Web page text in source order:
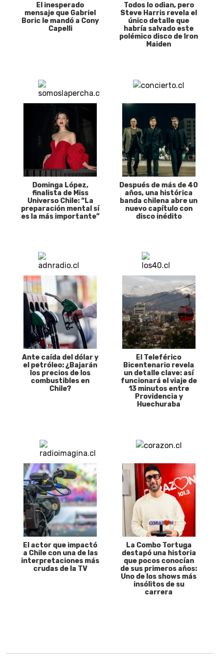
El inesperado
mensaje que Gabriel
Boric le mandó a Cony
Capelli
Todos lo odian, pero
Steve Harris revela el
único detalle que
habría salvado este
polémico disco de Iron
Maiden
Dominga López,
finalista de Miss
Universo Chile: “La
preparación mental sí
es la más importante”
Después de más de 40
años, una histórica
banda chilena abre un
nuevo capítulo con
disco inédito
Ante caída del dólar y
el petróleo: ¿Bajarán
los precios de los
combustibles en
Chile?
El Teleférico
Bicentenario revela
un detalle clave: así
funcionará el viaje de
13 minutos entre
Providencia y
Huechuraba
El actor que impactó
a Chile con una de las
interpretaciones más
crudas de la TV
La Combo Tortuga
destapó una historia
que pocos conocían
de sus primeros años:
Uno de los shows más
insólitos de su
carrera